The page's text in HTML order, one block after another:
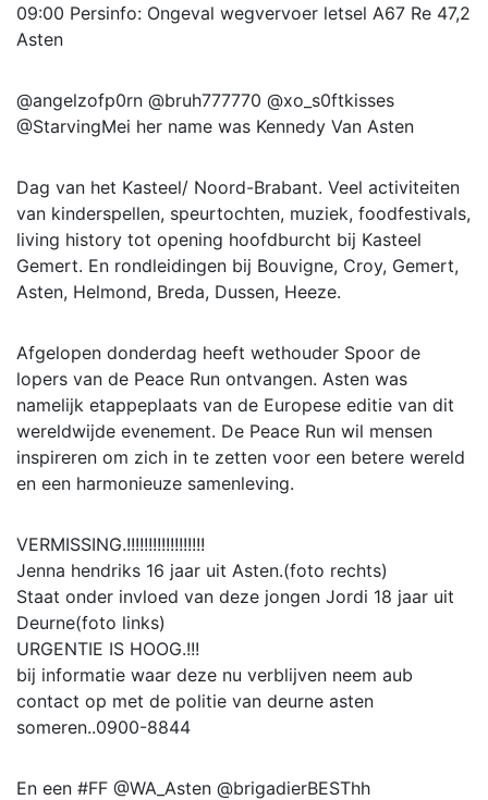
09:00 Persinfo: Ongeval wegvervoer letsel A67 Re 47,2
Asten
@angelzofp0rn @bruh777770 @xo_s0ftkisses
@StarvingMei her name was Kennedy Van Asten
Dag van het Kasteel/ Noord-Brabant. Veel activiteiten
van kinderspellen, speurtochten, muziek, foodfestivals,
living history tot opening hoofdburcht bij Kasteel
Gemert. En rondleidingen bij Bouvigne, Croy, Gemert,
Asten, Helmond, Breda, Dussen, Heeze.
Afgelopen donderdag heeft wethouder Spoor de
lopers van de Peace Run ontvangen. Asten was
namelijk etappeplaats van de Europese editie van dit
wereldwijde evenement. De Peace Run wil mensen
inspireren om zich in te zetten voor een betere wereld
en een harmonieuze samenleving.
VERMISSING.!!!!!!!!!!!!!!!!!!
Jenna hendriks 16 jaar uit Asten.(foto rechts)
Staat onder invloed van deze jongen Jordi 18 jaar uit
Deurne(foto links)
URGENTIE IS HOOG.!!!
bij informatie waar deze nu verblijven neem aub
contact op met de politie van deurne asten
someren..0900-8844
En een #FF @WA_Asten @brigadierBESThh